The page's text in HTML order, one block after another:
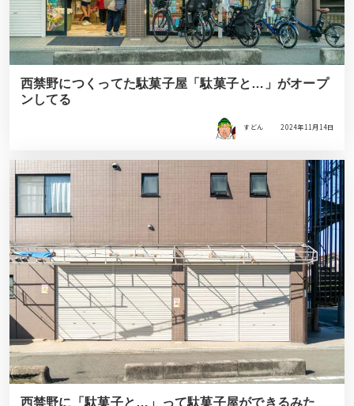
西禁野につくってた駄菓子屋「駄菓子と…」がオープ
ンしてる
すどん 2024年11月14日
西禁野に「駄菓子と…」って駄菓子屋ができるみた